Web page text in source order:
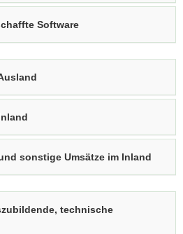
Software
sonstige Umsätze im Inland
technische